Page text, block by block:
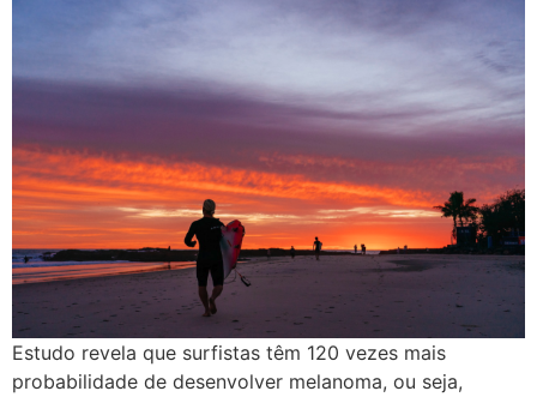
Estudo revela que surfistas têm 120 vezes mais
probabilidade de desenvolver melanoma, ou seja,